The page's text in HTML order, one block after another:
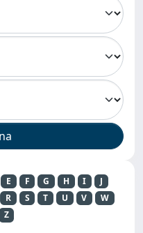
E F G H I
J
R S T U V
W
Z